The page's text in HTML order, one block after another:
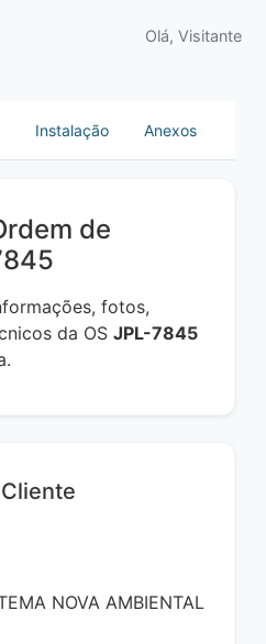
Olá, Visitante
Instalação Anexos
de
fotos,
da OS JPL-7845
NOVA AMBIENTAL